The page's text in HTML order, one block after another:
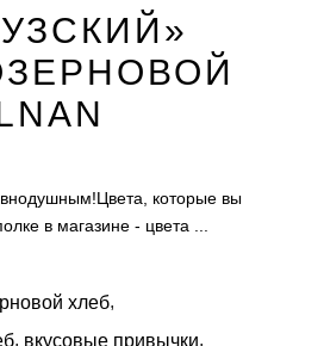
которые вы
в магазине - цвета
хлеб,
, вкусовые привычки,